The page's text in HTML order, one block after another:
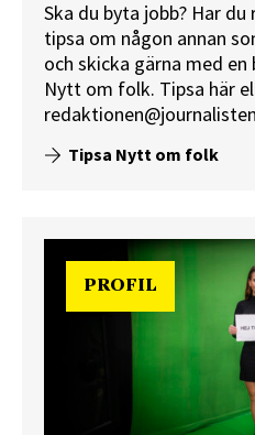
Ska du byta jobb? Har
tipsa om någon annan
och skicka gärna med en
Nytt om folk. Tipsa här
Tipsa Nytt om folk
PROFIL